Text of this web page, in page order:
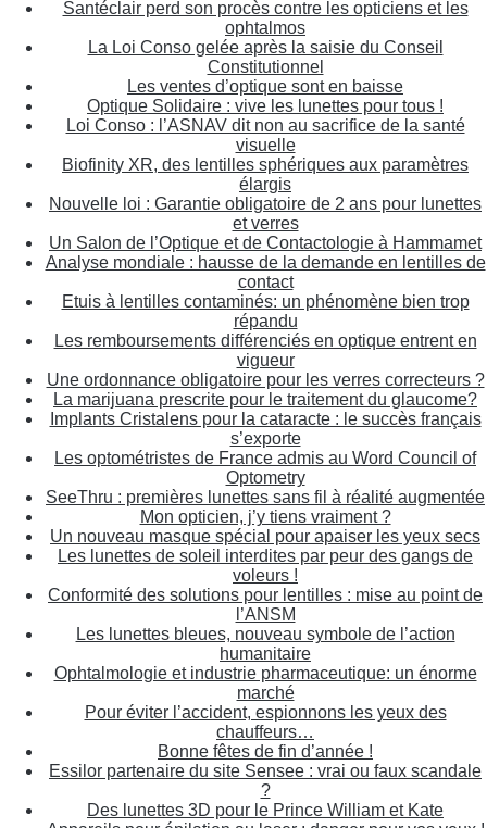
Santéclair perd son procès contre les opticiens et les
ophtalmos
La Loi Conso gelée après la saisie du Conseil
Constitutionnel
Les ventes d’optique sont en baisse
Optique Solidaire : vive les lunettes pour tous !
Loi Conso : l’ASNAV dit non au sacrifice de la santé
visuelle
Biofinity XR, des lentilles sphériques aux paramètres
élargis
Nouvelle loi : Garantie obligatoire de 2 ans pour lunettes
et verres
Un Salon de l’Optique et de Contactologie à Hammamet
Analyse mondiale : hausse de la demande en lentilles de
contact
Etuis à lentilles contaminés: un phénomène bien trop
répandu
Les remboursements différenciés en optique entrent en
vigueur
Une ordonnance obligatoire pour les verres correcteurs ?
La marijuana prescrite pour le traitement du glaucome?
Implants Cristalens pour la cataracte : le succès français
s’exporte
Les optométristes de France admis au Word Council of
Optometry
SeeThru : premières lunettes sans fil à réalité augmentée
Mon opticien, j’y tiens vraiment ?
Un nouveau masque spécial pour apaiser les yeux secs
Les lunettes de soleil interdites par peur des gangs de
voleurs !
Conformité des solutions pour lentilles : mise au point de
l’ANSM
Les lunettes bleues, nouveau symbole de l’action
humanitaire
Ophtalmologie et industrie pharmaceutique: un énorme
marché
Pour éviter l’accident, espionnons les yeux des
chauffeurs…
Bonne fêtes de fin d’année !
Essilor partenaire du site Sensee : vrai ou faux scandale
?
Des lunettes 3D pour le Prince William et Kate